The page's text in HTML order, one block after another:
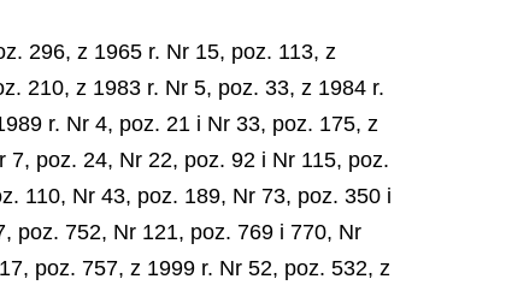
296, z 1965 r. Nr 15, poz. 113, z
210, z 1983 r. Nr 5, poz. 33, z 1984 r.
r. Nr 4, poz. 21 i Nr 33, poz. 175, z
poz. 24, Nr 22, poz. 92 i Nr 115, poz.
110, Nr 43, poz. 189, Nr 73, poz. 350 i
poz. 752, Nr 121, poz. 769 i 770, Nr
poz. 757, z 1999 r. Nr 52, poz. 532, z